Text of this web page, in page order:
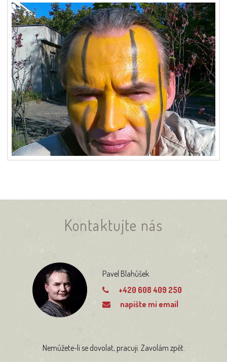
Kontaktujte nás
Pavel Blahůšek
+420 608 409 250
napište mi email
Nemůžete-li se dovolat, pracuji. Zavolám zpět.